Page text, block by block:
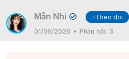
Mẫn Nhi ✔
+Theo dõi
01/06/2026
Phản hồi: 3